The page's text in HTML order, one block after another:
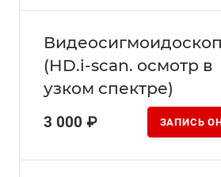
(HD.i-scan. осмотр в
узком спектре)
3 000 ₽ ЗАПИСЬ